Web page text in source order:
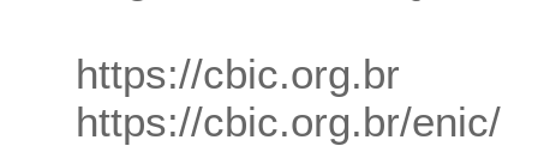
https://cbic.org.br
https://cbic.org.br/enic/